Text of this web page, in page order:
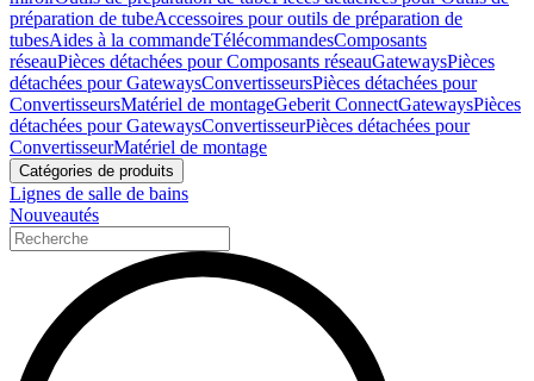
préparation de tubeAccessoires pour outils de préparation de
tubesAides à la commandeTélécommandesComposants
réseauPièces détachées pour Composants réseauGatewaysPièces
détachées pour GatewaysConvertisseursPièces détachées pour
ConvertisseursMatériel de montageGeberit ConnectGatewaysPièces
détachées pour GatewaysConvertisseurPièces détachées pour
ConvertisseurMatériel de montage
Catégories de produits
Lignes de salle de bains
Nouveautés